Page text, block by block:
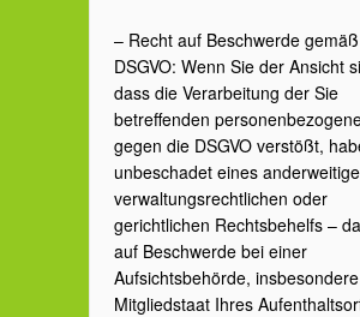
– Recht auf Beschwerde
DSGVO: Wenn Sie der Ansicht
dass die Verarbeitung der Sie
betreffenden
gegen die DSGVO verstößt,
unbeschadet eines
verwaltungsrechtlichen oder
gerichtlichen Rechtsbehelfs –
auf Beschwerde bei einer
Aufsichtsbehörde,
Mitgliedstaat Ihres